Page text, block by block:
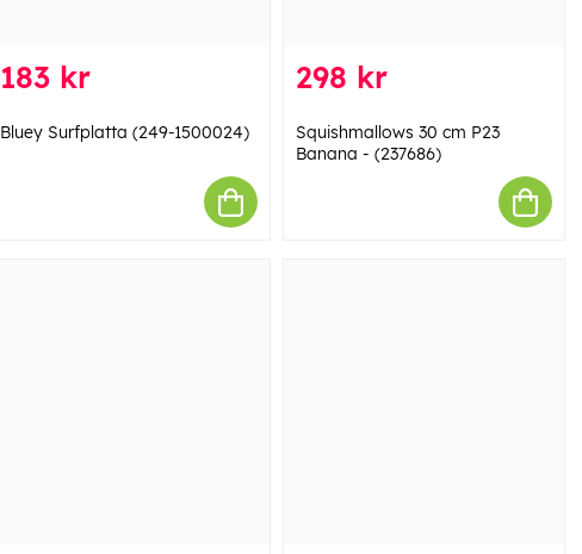
183 kr
Bluey Surfplatta (249-1500024)
298 kr
Squishmallows 30 cm P23
Banana - (237686)